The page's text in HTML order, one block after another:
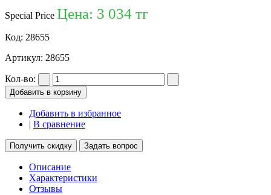
Special Price Цена: 3 034 тг
Код: 28655
Артикул: 28655
Кол-во:
Добавить в корзину
Добавить в избранное
| В сравнение
Получить скидку Задать вопрос
Описание
Характеристики
Отзывы